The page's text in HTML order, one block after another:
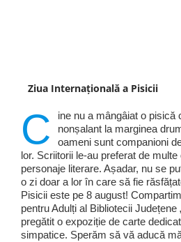
Ziua Internațională a Pisicii
C
ine nu a mângâiat o pisică
nonșalant la marginea
oameni sunt companioni
lor. Scriitorii le-au preferat de
personaje literare. Așadar, nu se
o zi doar a lor în care să fie
Pisicii este pe 8 august!
pentru Adulți al Bibliotecii Județene
pregătit o expoziție de carte
simpatice. Sperăm să vă aducă